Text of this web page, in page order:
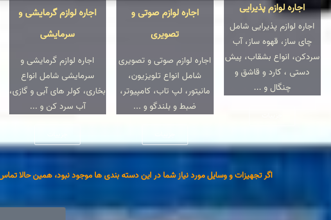
اجاره لوازم پذیرایی
اجاره لوازم پذیرایی شامل
چای ساز، قهوه ساز، آب
سردکن، انواع بشقاب، پیش
دستی ، کارد و قاشق و
چنگال و ...
اجاره لوازم صوتی و
تصویری
اجاره لوازم صوتی و تصویری
شامل انواع تلویزیون،
مانیتور، لپ تاب، کامپیوتر،
ضبط و بلندگو و ...
اجاره لوازم گرمایشی و
سرمایشی
اجاره لوازم گرمایشی و
سرمایشی شامل انواع
بخاری، کولر های آبی و گازی،
آب سرد کن و ...
اگر تجهیزات و وسایل مورد نیاز شما در این دسته بندی ها موجود نبود، همین حالا